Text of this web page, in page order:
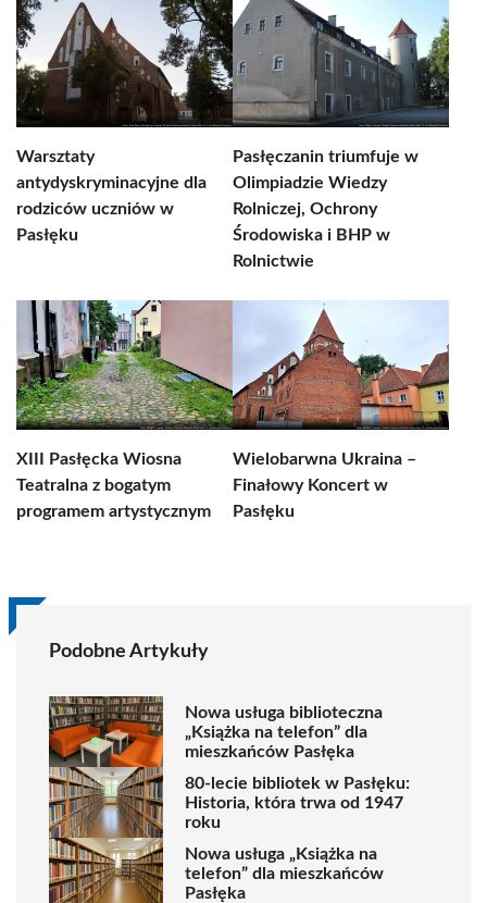
Warsztaty
antydyskryminacyjne dla
rodziców uczniów w
Pasłęku
Pasłęczanin triumfuje w
Olimpiadzie Wiedzy
Rolniczej, Ochrony
Środowiska i BHP w
Rolnictwie
XIII Pasłęcka Wiosna
Teatralna z bogatym
programem artystycznym
Wielobarwna Ukraina –
Finałowy Koncert w
Pasłęku
Podobne Artykuły
Nowa usługa biblioteczna
„Książka na telefon” dla
mieszkańców Pasłęka
80-lecie bibliotek w Pasłęku:
Historia, która trwa od 1947
roku
Nowa usługa „Książka na
telefon” dla mieszkańców
Pasłęka